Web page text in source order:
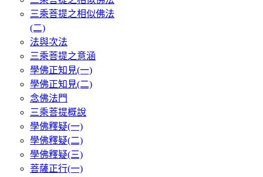
三乘菩提之相似佛法
(二)
法與次法
三乘菩提之意涵
學佛正知見(一)
學佛正知見(二)
念佛法門
三乘菩提概說
學佛釋疑(一)
學佛釋疑(二)
學佛釋疑(三)
菩薩正行(一)